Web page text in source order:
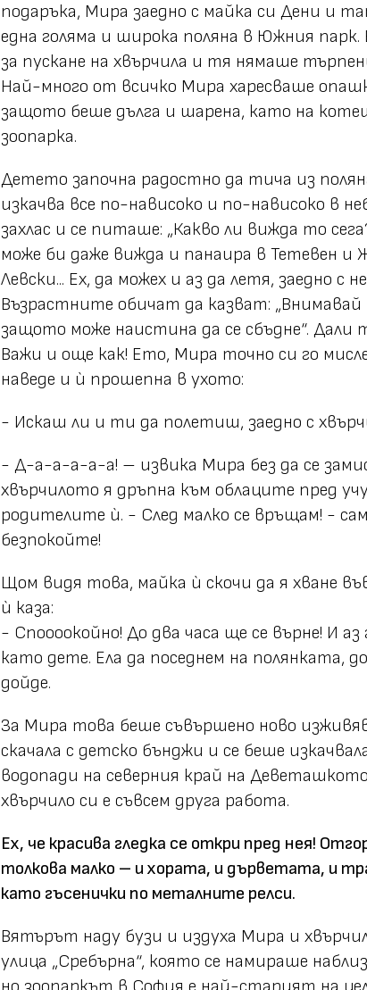
подаръка, Мира заедно с майка си Дени и
една голяма и широка поляна в Южния
за пускане на хвърчила и тя нямаше
Най-много от всичко Мира харесваше
защото беше дълга и шарена, като на
зоопарка.
Детето започна радостно да тича из
изкачва все по-нависоко и по-нависоко в
захлас и се питаше: „Какво ли вижда то
може би даже вижда и панаира в Тетевен и
Левски... Ех, да можех и аз да летя, заедно с
Възрастните обичат да казват: „Внимавай
защото може наистина да се сбъдне“. Дали
Важи и още как! Ето, Мира точно си го
наведе и ѝ прошепна в ухото:
- Искаш ли и ти да полетиш, заедно с
- Д-а-а-а-а-а! – извика Мира без да се
хвърчилото я дръпна към облаците пред
родителите ѝ. - След малко се връщам! -
безпокойте!
Щом видя това, майка ѝ скочи да я хване
ѝ каза:
- Споооокойно! До два часа ще се върне! И
като дете. Ела да поседнем на полянката,
дойде.
За Мира това беше съвършено ново
скачала с детско бънджи и се беше
водопади на северния край на
хвърчило си е съвсем друга работа.
Ех, че красива гледка се откри пред нея!
толкова малко – и хората, и дърветата, и
като гъсенички по металните релси.
Вятърът наду бузи и издуха Мира и
улица „Сребърна“, която се намираше